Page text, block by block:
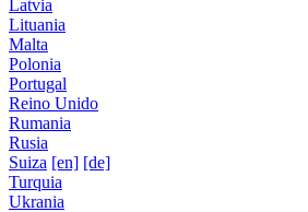
Latvia
Lituania
Malta
Polonia
Portugal
Reino Unido
Rumania
Rusia
Suiza [en] [de]
Turquia
Ukrania